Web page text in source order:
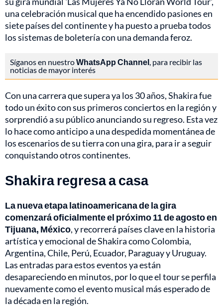
una celebración musical que ha encendido pasiones en
siete países del continente y ha puesto a prueba todos
los sistemas de boletería con una demanda feroz.
Síganos en nuestroWhatsApp Channel, para recibir las
noticias de mayor interés
Con una carrera que supera ya los 30 años, Shakira fue
todo un éxito con sus primeros conciertos en la región y
sorprendió a su público anunciando su regreso. Esta vez
lo hace como anticipo a una despedida momentánea de
los escenarios de su tierra con una gira, para ir a seguir
conquistando otros continentes.
Shakira regresa a casa
La nueva etapa latinoamericana de la gira
comenzará oficialmente el próximo 11 de agosto en
Tijuana, México, y recorrerá países clave en la historia
artística y emocional de Shakira como Colombia,
Argentina, Chile, Perú, Ecuador, Paraguay y Uruguay.
Las entradas para estos eventos ya están
desapareciendo en minutos, por lo que el tour se perfila
nuevamente como el evento musical más esperado de
la década en la región.